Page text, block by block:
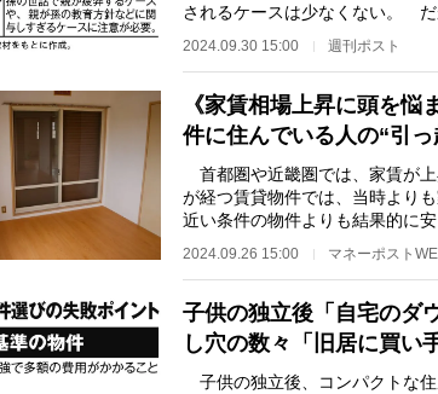
されるケースは少なくない。 だ
ラブルの種となりや…
2024.09.30 15:00 週刊ポスト
《家賃相場上昇に頭を
件に住んでいる人の“引
首都圏や近畿圏では、家賃が
が経つ賃貸物件では、当時より
近い条件の物件よりも結果的に
2024.09.26 15:00 マネーポスト
子供の独立後「自宅のダ
し穴の数々「旧居に買い
子供の独立後、コンパクトな